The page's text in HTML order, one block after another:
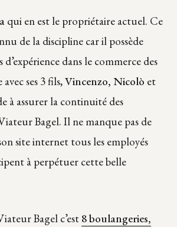
qui en est le propriétaire actuel. Ce
de la discipline car il possède
d’expérience dans le commerce des
ses 3 fils,Vincenzo, Nicolò et
à assurer la continuité des
Bagel. Il ne manque pas de
site internet tous les employés
à perpétuer cette belle
Bagel c’est 8 boulangeries,